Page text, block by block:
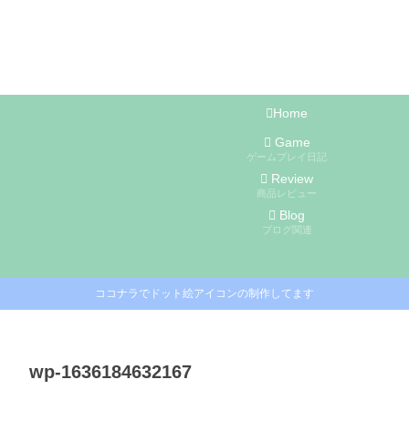
Home
Game
ゲームプレイ日記
Review
商品レビュー
Blog
ブログ関連
ココナラでドット絵アイコンの制作してます
wp-1636184632167